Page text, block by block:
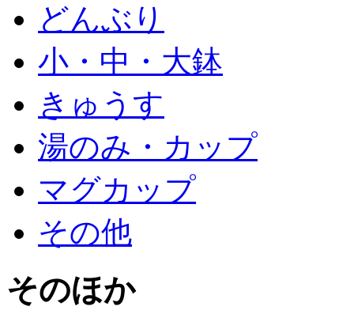
どんぶり
小・中・大鉢
きゅうす
湯のみ・カップ
マグカップ
その他
そのほか